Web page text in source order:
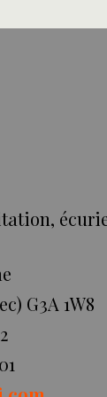
G3A 1W8